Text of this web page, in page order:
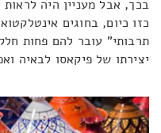
בכך, אבל מעניין היה
כזו כיום, בחוגים
תרבותי" עובר להם פחות
יצירתו של פיקאסו לבאיה